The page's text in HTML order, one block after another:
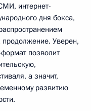
интернет-
дня бокса,
продолжение. Уверен,
позволит
а значит,
развитию